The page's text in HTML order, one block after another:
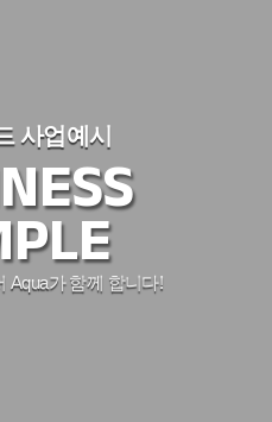
사업예시
Aqua가 함께 합니다!